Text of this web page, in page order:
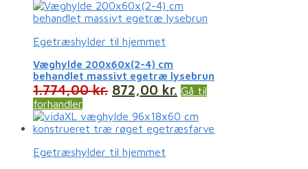
Egetræshylder til hjemmet
Væghylde 200x60x(2-4) cm
behandlet massivt egetræ lysebrun
1.774,00kr. 872,00 kr. Gå til
forhandler
Egetræshylder til hjemmet